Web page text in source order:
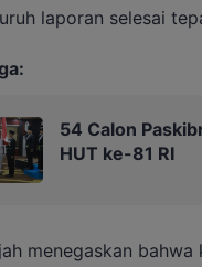
laporan selesai
54 Calon
HUT ke-81 RI
menegaskan